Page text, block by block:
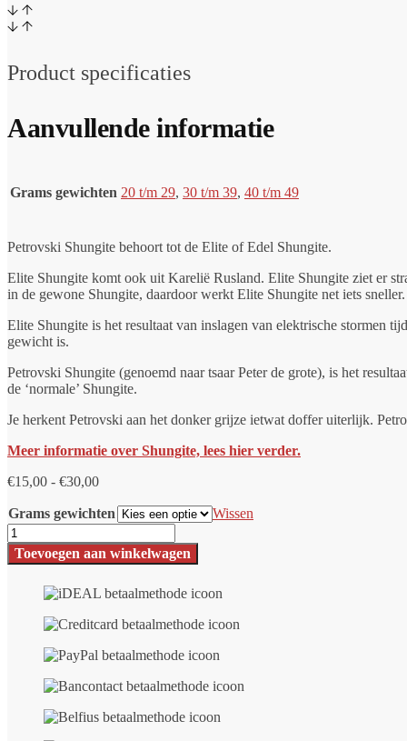
Product specificaties
Aanvullende informatie
Grams gewichten 20 t/m 29, 30 t/m 39, 40 t/m 49
Petrovski Shungite behoort tot de Elite of Edel Shungite.
Elite Shungite komt ook uit Karelië Rusland. Elite Shungite ziet er
in de gewone Shungite, daardoor werkt Elite Shungite net iets sneller.
Elite Shungite is het resultaat van inslagen van elektrische stormen
gewicht is.
Petrovski Shungite (genoemd naar tsaar Peter de grote), is het
de ‘normale’ Shungite.
Je herkent Petrovski aan het donker grijze ietwat doffer uiterlijk.
Meer informatie over Shungite, lees hier verder.
€15,00 - €30,00Prijsklasse:
tot
€30,00
Grams gewichten
Wissen
Elite
Shungite
-
Toevoegen aan winkelwagen